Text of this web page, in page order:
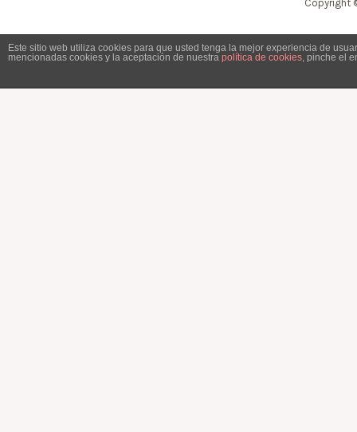
Copyright
Este sitio web utiliza cookies para que usted tenga la mejor experiencia de
mencionadas cookies y la aceptación de nuestra política de cookies, pinche el